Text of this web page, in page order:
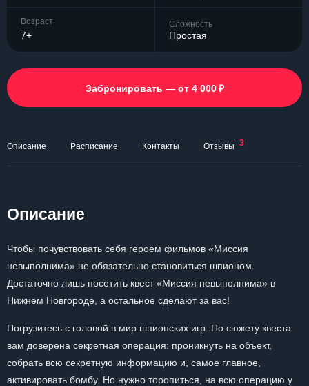
Возраст
7+
Сложность
Простая
Забронировать — от 4 000 ₽
Описание Расписание Контакты Отзывы 3
Описание
Чтобы почувствовать себя героем фильмов «Миссия
невыполнима» не обязательно становиться шпионом.
Достаточно лишь посетить квест «Миссия невыполнима» в
Нижнем Новгороде, а остальное сделают за вас!
Погрузитесь с головой в мир шпионских игр. По сюжету квеста
вам доверена секретная операция: проникнуть на объект,
собрать всю секретную информацию и, самое главное,
активировать бомбу. Но нужно торопиться, на всю операцию у